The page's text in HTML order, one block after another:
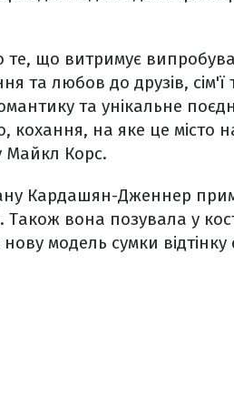
що витримує
та любов до друзів, сім'ї
та унікальне
кохання, на яке це місто
Майкл Корс.
Кардашян-Дженнер
Також вона позувала у
модель сумки відтінку